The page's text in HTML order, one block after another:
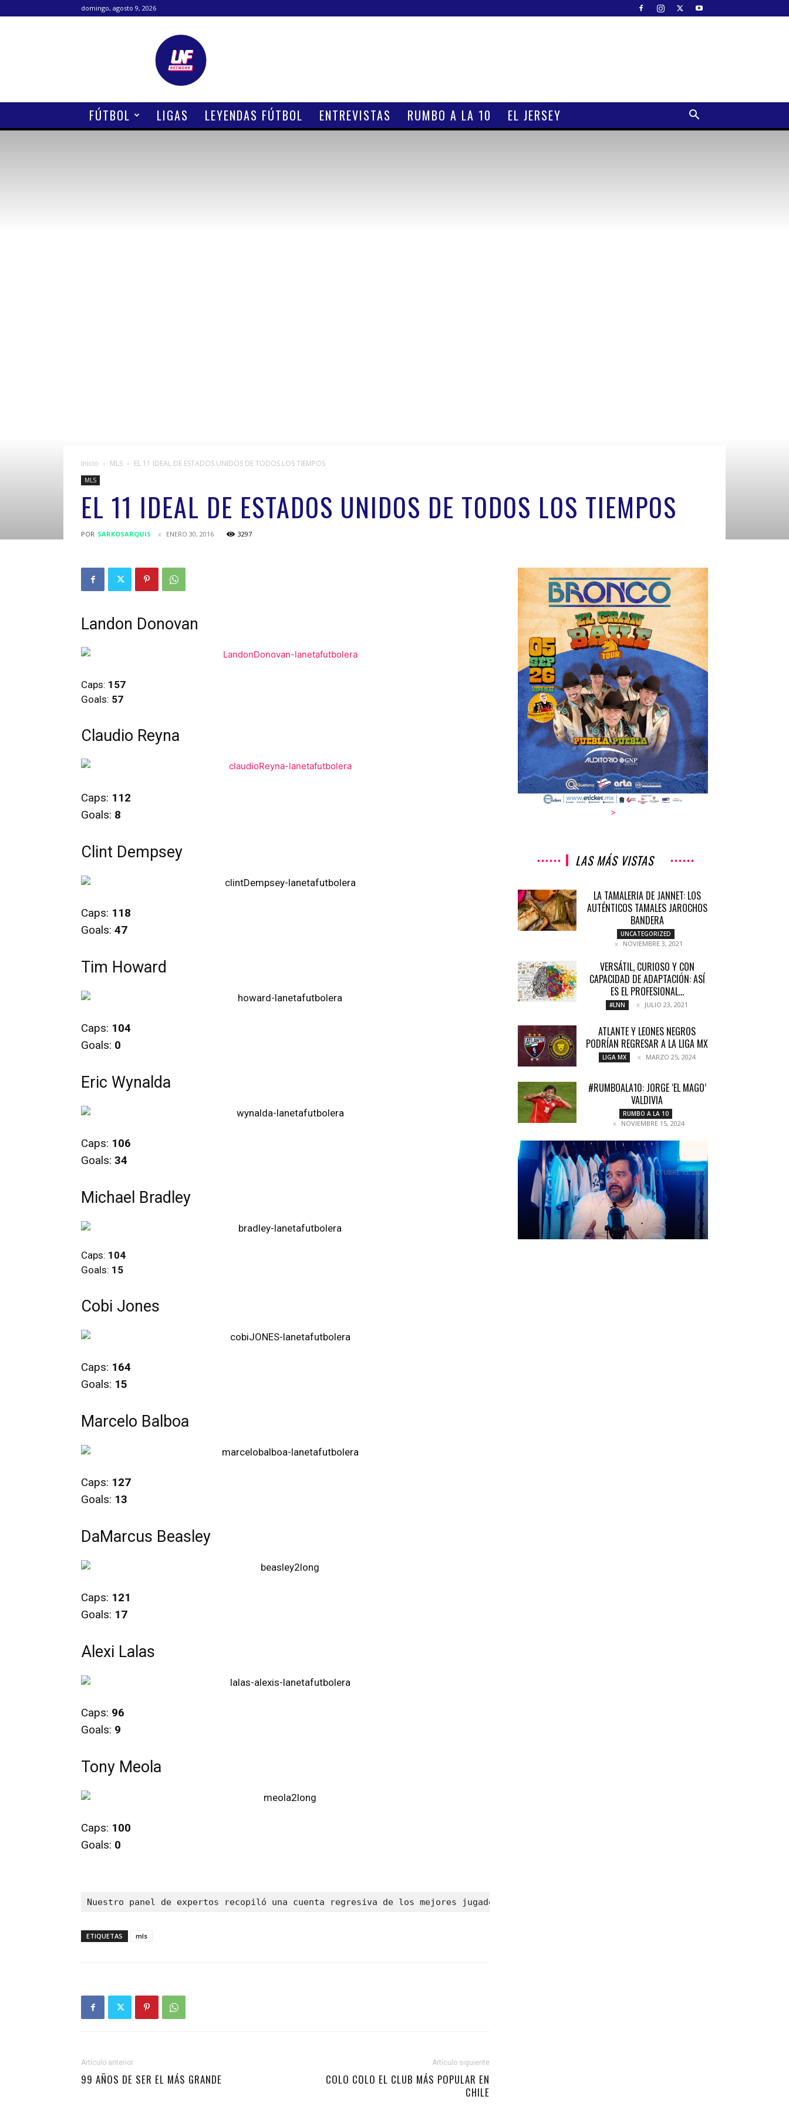
domingo, agosto 9, 2026
Lanetafutbolera
FÚTBOL LIGAS LEYENDAS FÚTBOL ENTREVISTAS RUMBO A LA 10 EL JERSEY
Inicio MLS EL 11 IDEAL DE ESTADOS UNIDOS DE TODOS LOS TIEMPOS
MLS
EL 11 IDEAL DE ESTADOS UNIDOS DE TODOS LOS TIEMPOS
POR SARKOSARQUIS ENERO 30, 2016 3297
Landon Donovan
Caps: 157
Goals: 57
Claudio Reyna
Caps: 112
Goals: 8
Clint Dempsey
Caps: 118
Goals: 47
Tim Howard
Caps: 104
Goals: 0
Eric Wynalda
Caps: 106
Goals: 34
Michael Bradley
Caps: 104
Goals: 15
Cobi Jones
Caps: 164
Goals: 15
Marcelo Balboa
Caps: 127
Goals: 13
DaMarcus Beasley
Caps: 121
Goals: 17
Alexi Lalas
Caps: 96
Goals: 9
Tony Meola
Caps: 100
Goals: 0
Nuestro panel de expertos recopiló una cuenta regresiva de los mejores jugadores que han representado el equipo masculino de
ETIQUETAS mls
Artículo anterior
99 AÑOS DE SER EL MÁS GRANDE
Artículo siguiente
COLO COLO EL CLUB MÁS POPULAR EN
CHILE
>
LAS MÁS VISTAS
LA TAMALERIA DE JANNET: LOS
AUTÉNTICOS TAMALES JAROCHOS
BANDERA
UNCATEGORIZED
NOVIEMBRE 3, 2021
VERSÁTIL, CURIOSO Y CON
CAPACIDAD DE ADAPTACIÓN: ASÍ
ES EL PROFESIONAL...
#LNN JULIO 23, 2021
ATLANTE Y LEONES NEGROS
PODRÍAN REGRESAR A LA LIGA MX
LIGA MX MARZO 25, 2024
#RUMBOALA10: JORGE ‘EL MAGO’
VALDIVIA
RUMBO A LA 10
NOVIEMBRE 15, 2024
BRUNO MENDOZA: UN JUGADOR
DE CASA
ENTREVISTAS OCTUBRE 13, 2023